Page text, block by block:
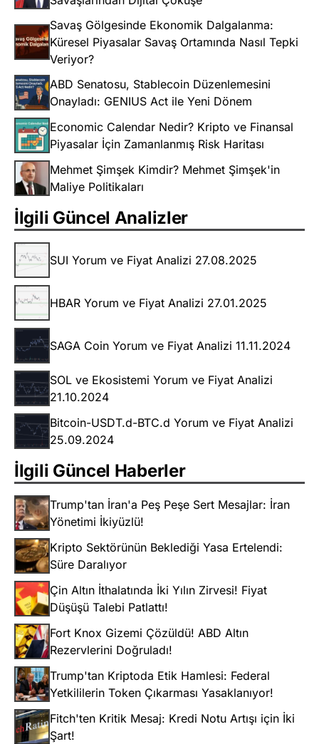
Savaş Gölgesinde Ekonomik Dalgalanma:
Küresel Piyasalar Savaş Ortamında Nasıl Tepki
Veriyor?
ABD Senatosu, Stablecoin Düzenlemesini
Onayladı: GENIUS Act ile Yeni Dönem
Economic Calendar Nedir? Kripto ve Finansal
Piyasalar İçin Zamanlanmış Risk Haritası
Mehmet Şimşek Kimdir? Mehmet Şimşek'in
Maliye Politikaları
İlgili Güncel Analizler
SUI Yorum ve Fiyat Analizi 27.08.2025
HBAR Yorum ve Fiyat Analizi 27.01.2025
SAGA Coin Yorum ve Fiyat Analizi 11.11.2024
SOL ve Ekosistemi Yorum ve Fiyat Analizi
21.10.2024
Bitcoin-USDT.d-BTC.d Yorum ve Fiyat Analizi
25.09.2024
İlgili Güncel Haberler
Trump'tan İran'a Peş Peşe Sert Mesajlar: İran
Yönetimi İkiyüzlü!
Kripto Sektörünün Beklediği Yasa Ertelendi:
Süre Daralıyor
Çin Altın İthalatında İki Yılın Zirvesi! Fiyat
Düşüşü Talebi Patlattı!
Fort Knox Gizemi Çözüldü! ABD Altın
Rezervlerini Doğruladı!
Trump'tan Kriptoda Etik Hamlesi: Federal
Yetkililerin Token Çıkarması Yasaklanıyor!
Fitch'ten Kritik Mesaj: Kredi Notu Artışı için İki
Şart!